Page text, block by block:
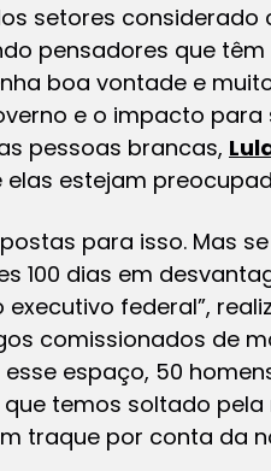
setores
pensadores que
boa vontade e
e o impacto para
pessoas brancas,
elas estejam
para isso. Mas
100 dias em
federal”,
comissionados de
espaço, 50
temos soltado
traque por conta da